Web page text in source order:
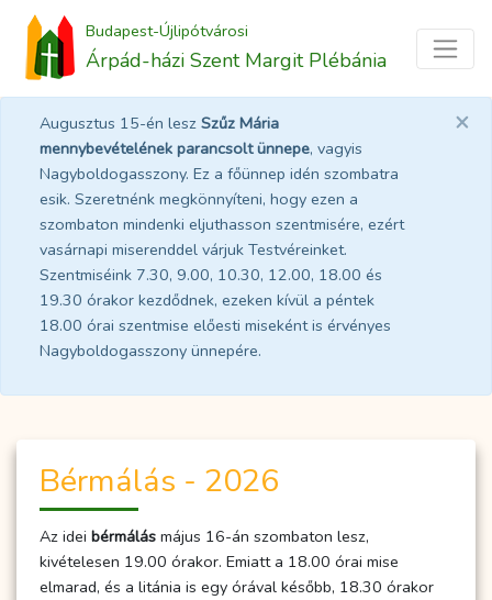
Budapest-Újlipótvárosi
Árpád-házi Szent Margit Plébánia
Augusztus 15-én lesz Szűz Mária
mennybevételének parancsolt ünnepe, vagyis
Nagyboldogasszony. Ez a főünnep idén szombatra
esik. Szeretnénk megkönnyíteni, hogy ezen a
szombaton mindenki eljuthasson szentmisére, ezért
vasárnapi miserenddel várjuk Testvéreinket.
Szentmiséink 7.30, 9.00, 10.30, 12.00, 18.00 és
19.30 órakor kezdődnek, ezeken kívül a péntek
18.00 órai szentmise előesti miseként is érvényes
Nagyboldogasszony ünnepére.
×
Bérmálás - 2026
Az idei bérmálás május 16-án szombaton lesz,
kivételesen 19.00 órakor. Emiatt a 18.00 órai mise
elmarad, és a litánia is egy órával később, 18.30 órakor